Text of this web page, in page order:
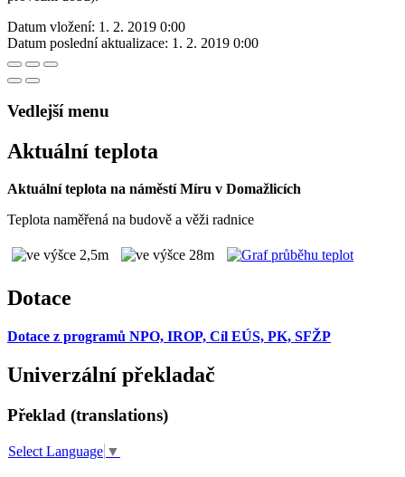
Datum vložení: 1. 2. 2019 0:00
Datum poslední aktualizace: 1. 2. 2019 0:00
Vedlejší menu
Aktuální teplota
Aktuální teplota na náměstí Míru v Domažlicích
Teplota naměřená na budově a věži radnice
Dotace
Dotace z programů NPO, IROP, Cíl EÚS, PK, SFŽP
Univerzální překladač
Překlad (translations)
Select Language ▼